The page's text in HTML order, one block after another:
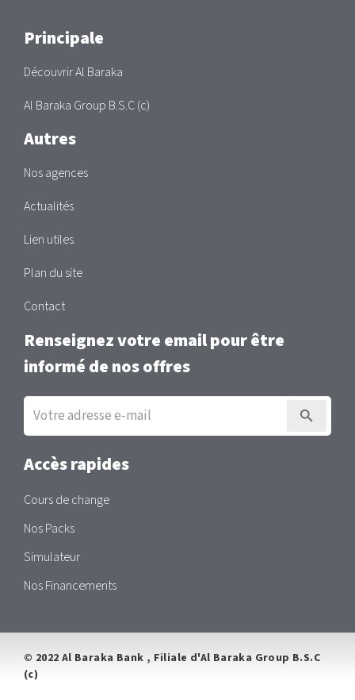
Main
Principale
Découvrir Al Baraka
Al Baraka Group B.S.C (c)
Autres
Nos agences
Actualités
Lien utiles
Plan du site
Contact
Renseignez votre email pour être
informé de nos offres
Inscription
la
newsletter
Accès rapides
Cours de change
Nos Packs
Simulateur
Nos Financements
© 2022 Al Baraka Bank , Filiale d'Al Baraka Group B.S.C
(c)